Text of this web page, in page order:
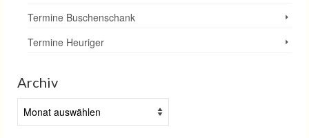
Termine Buschenschank
Termine Heuriger
Archiv